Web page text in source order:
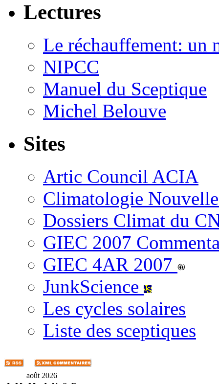
Lectures
Le réchauffement: un
NIPCC
Manuel du Sceptique
Michel Belouve
Sites
Artic Council ACIA
Climatologie
Dossiers Climat du
GIEC 2007
GIEC 4AR 2007
JunkScience
Les cycles solaires
Liste des sceptiques
août 2026